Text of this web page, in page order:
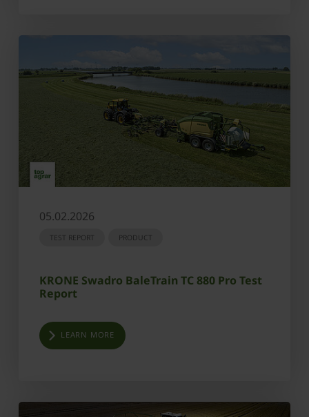
05.02.2026
TEST REPORT PRODUCT
KRONE Swadro BaleTrain TC 880 Pro Test
Report
LEARN MORE